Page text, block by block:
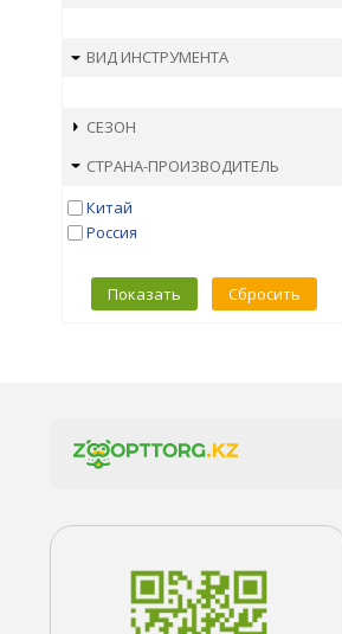
ВИД ИНСТРУМЕНТА
СЕЗОН
СТРАНА-ПРОИЗВОДИТЕЛЬ
Китай
Россия
Показать Сбросить